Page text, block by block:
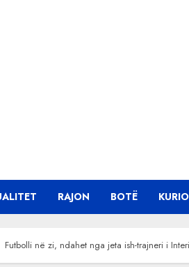
RAJON BOTË
Futbolli në zi, ndahet nga jeta ish-trajneri i